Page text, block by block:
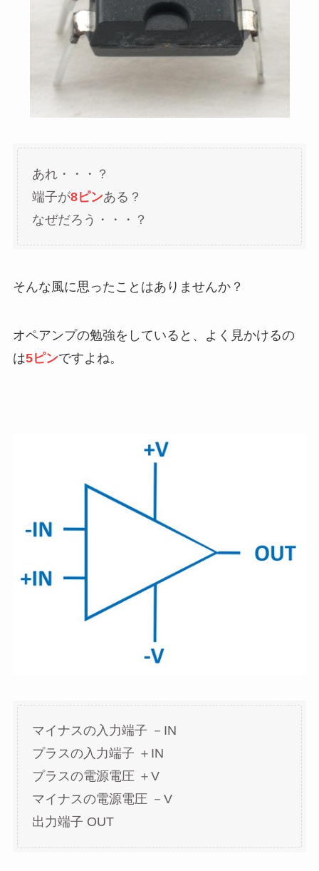
あれ・・・？
端子が8ピンある？
なぜだろう・・・？
そんな風に思ったことはありませんか？
オペアンプの勉強をしていると、よく見かけるの
は5ピンですよね。
マイナスの入力端子 －IN
プラスの入力端子 ＋IN
プラスの電源電圧 ＋V
マイナスの電源電圧 －V
出力端子 OUT